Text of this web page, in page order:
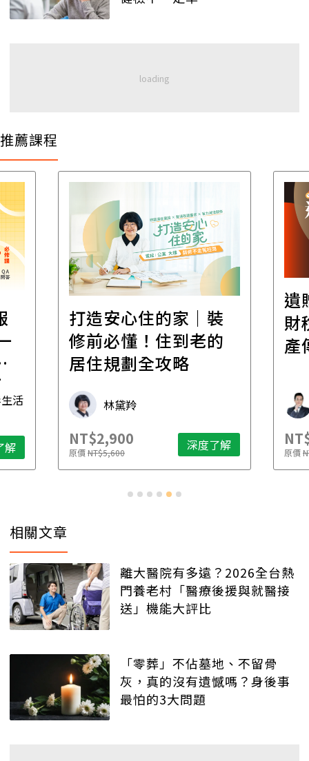
推薦課程
活
解
打造安心住的家｜裝
修前必懂！住到老的
居住規劃全攻略
林黛羚
NT$2,900
原價NT$5,600 深度了解
遺
財
產
原價
相關文章
離大醫院有多遠？2026全台熱
門養老村「醫療後援與就醫接
送」機能大評比
「零葬」不佔墓地、不留骨
灰，真的沒有遺憾嗎？身後事
最怕的3大問題